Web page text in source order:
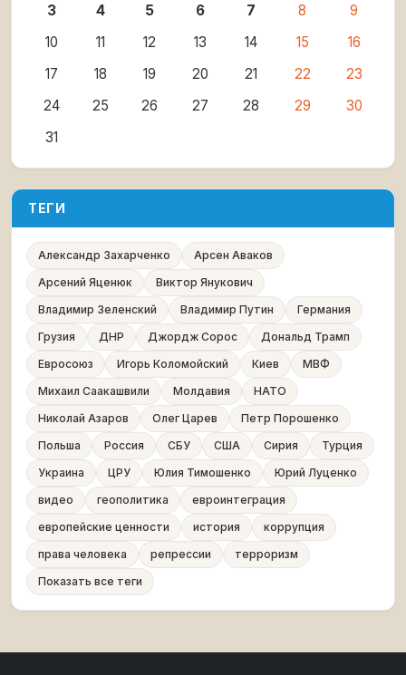
3
4 5 6 7 8
9
10
11 12 13 14 15
16
17
18 19 20 21 22
23
24
25 26 27 28 29
30
31
ТЕГИ
Александр Захарченко
Арсен Аваков
Арсений Яценюк
Виктор Янукович
Владимир Зеленский
Владимир Путин
Германия
Грузия
ДНР Джордж Сорос
Дональд Трамп
Евросоюз
Игорь Коломойский Киев
МВФ
Михаил Саакашвили
Молдавия
НАТО
Николай Азаров
Олег Царев
Петр Порошенко
Польша
Россия СБУ США Сирия
Турция
Украина
ЦРУ Юлия Тимошенко
Юрий Луценко
видео
геополитика
евроинтеграция
европейские ценности
история
коррупция
права человека
репрессии
терроризм
Показать все теги